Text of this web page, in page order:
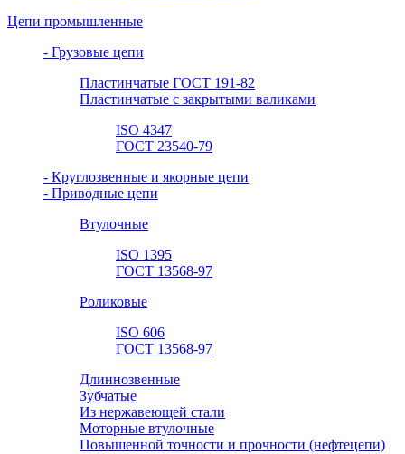
Цепи промышленные
- Грузовые цепи
Пластинчатые ГОСТ 191-82
Пластинчатые с закрытыми валиками
ISO 4347
ГОСТ 23540-79
- Круглозвенные и якорные цепи
- Приводные цепи
Втулочные
ISO 1395
ГОСТ 13568-97
Роликовые
ISO 606
ГОСТ 13568-97
Длиннозвенные
Зубчатые
Из нержавеющей стали
Моторные втулочные
Повышенной точности и прочности (нефтецепи)